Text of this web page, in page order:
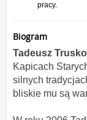
pracy.
Biogram
Tadeusz
Kapicach
silnych
bliskie mu są